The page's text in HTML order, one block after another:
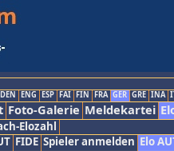
DEN ENG ESP FAI FIN FRA GER GRE INA
Foto-Galerie Meldekartei
Elozahl
FIDE Spieler anmelden Elo